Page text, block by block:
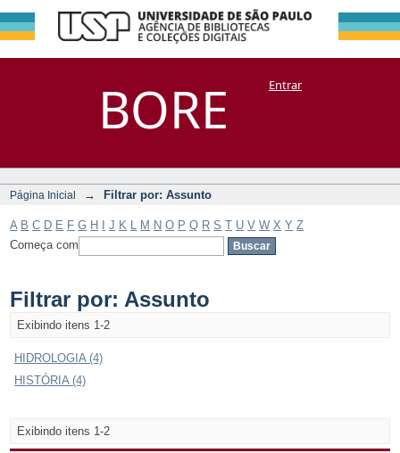
BORE
Filtrar por:
Assunto
DSpace/Manakin + CoriscoEntrar
Página Inicial → Filtrar por: Assunto
A B C D E F G H J K M N O P Q R S T U V W X Y Z
Começa com
Filtrar por: Assunto
Exibindo itens 1-2
HIDROLOGIA (4)
HISTÓRIA (4)
Exibindo itens 1-2